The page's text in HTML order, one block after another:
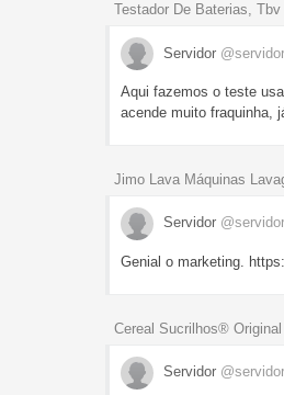
Testador De Baterias, Tbv
Servidor @servidor
Aqui fazemos o teste
acende muito fraquinha,
Jimo Lava Máquinas
Servidor @servidor
Genial o marketing.
Cereal Sucrilhos®
Servidor @servidor